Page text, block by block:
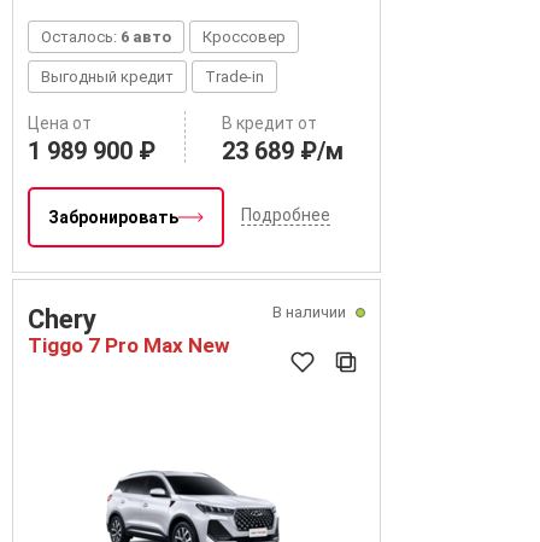
Осталось: 6 авто Кроссовер
Выгодный кредит Trade-in
Цена от
1 989 900 ₽
В кредит от
23 689 ₽/м
Забронировать Подробнее
В наличии
Chery
Tiggo 7 Pro Max New